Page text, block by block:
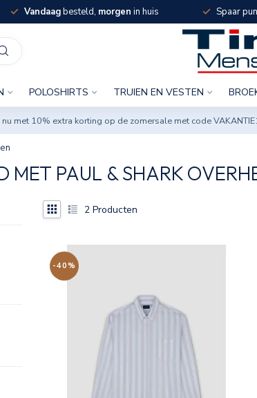
Vandaagbesteld, morgen in huis Spaar
POLOSHIRTS TRUIEN EN VESTEN
met 10% extra korting op de zomersale met code
MET PAUL & SHARK
2 Producten
-40%